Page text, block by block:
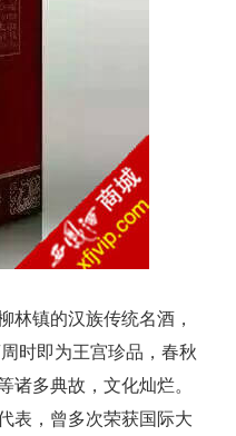
林镇的汉族传统名酒，
时即为王宫珍品，春秋
诸多典故，文化灿烂。
表，曾多次荣获国际大